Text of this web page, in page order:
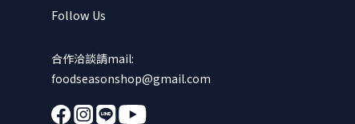
Follow Us
合作洽談請mail:
foodseasonshop@gmail.com